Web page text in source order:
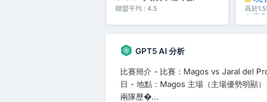
聯盟平均 : 4.5
高於
＆ 更多
GPT5 AI 分析
比賽簡介 - 比賽：Magos vs Jaral del
日 - 地點：Magos 主場（主場優勢明顯
兩隊歷�...